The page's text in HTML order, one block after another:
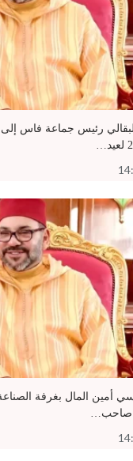
البقالي رئيس جماعة فاس
أمين المال بغرفة
صاحب…